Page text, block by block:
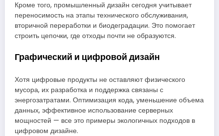
Кроме того, промышленный дизайн сегодня учитывает
переносимость на этапы технического обслуживания,
вторичной переработки и биодеградации. Это помогает
строить цепочки, где отходы почти не образуются.
Графический и цифровой дизайн
Хотя цифровые продукты не оставляют физического
мусора, их разработка и поддержка связаны с
энергозатратами. Оптимизация кода, уменьшение объема
данных, эффективное использование серверных
мощностей — все это примеры экологичных подходов в
цифровом дизайне.